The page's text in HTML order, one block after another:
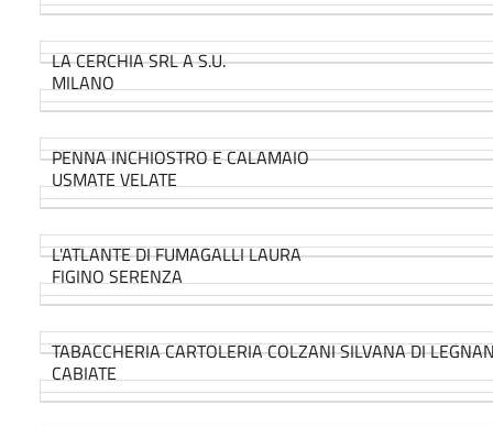
LA CERCHIA SRL A S.U.
MILANO
PENNA INCHIOSTRO E CALAMAIO
USMATE VELATE
L'ATLANTE DI FUMAGALLI LAURA
FIGINO SERENZA
TABACCHERIA CARTOLERIA COLZANI SILVANA DI
CABIATE